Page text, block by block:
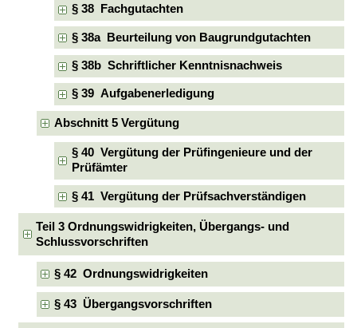
§ 38 Fachgutachten
§ 38a Beurteilung von Baugrundgutachten
§ 38b Schriftlicher Kenntnisnachweis
§ 39 Aufgabenerledigung
Abschnitt 5 Vergütung
§ 40 Vergütung der Prüfingenieure und der
Prüfämter
§ 41 Vergütung der Prüfsachverständigen
Teil 3 Ordnungswidrigkeiten, Übergangs- und
Schlussvorschriften
§ 42 Ordnungswidrigkeiten
§ 43 Übergangsvorschriften